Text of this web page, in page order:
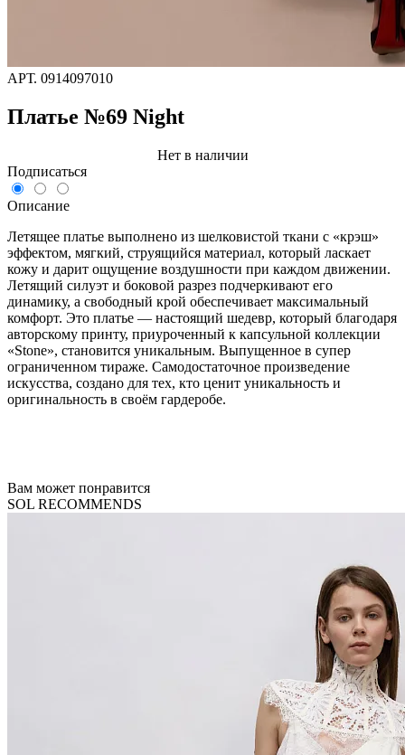
АРТ. 0914097010
Платье №69 Night
Нет в наличии
Подписаться
Описание
Летящее платье выполнено из шелковистой ткани с «крэш»
эффектом, мягкий, струящийся материал, который ласкает
кожу и дарит ощущение воздушности при каждом движении.
Летящий силуэт и боковой разрез подчеркивают его
динамику, а свободный крой обеспечивает максимальный
комфорт. Это платье — настоящий шедевр, который благодаря
авторскому принту, приуроченный к капсульной коллекции
«Stone», становится уникальным. Выпущенное в супер
ограниченном тираже. Самодостаточное произведение
искусства, создано для тех, кто ценит уникальность и
оригинальность в своём гардеробе.
Вам может понравится
SOL RECOMMENDS